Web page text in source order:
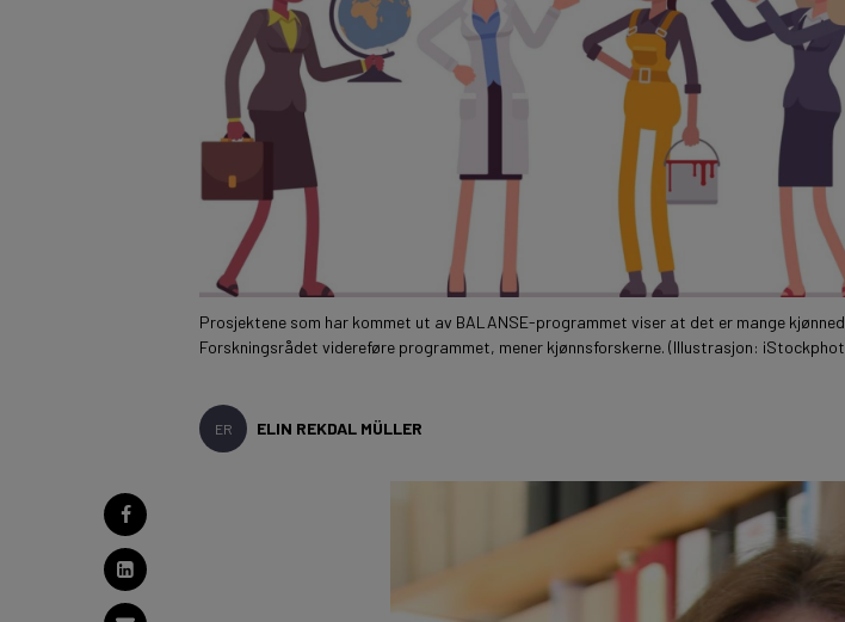
Prosjektene som har kommet ut av BALANSE-programmet viser at det er mange
Forskningsrådet videreføre programmet, mener kjønnsforskerne. (Illustrasjon:
ER ELIN REKDAL MÜLLER